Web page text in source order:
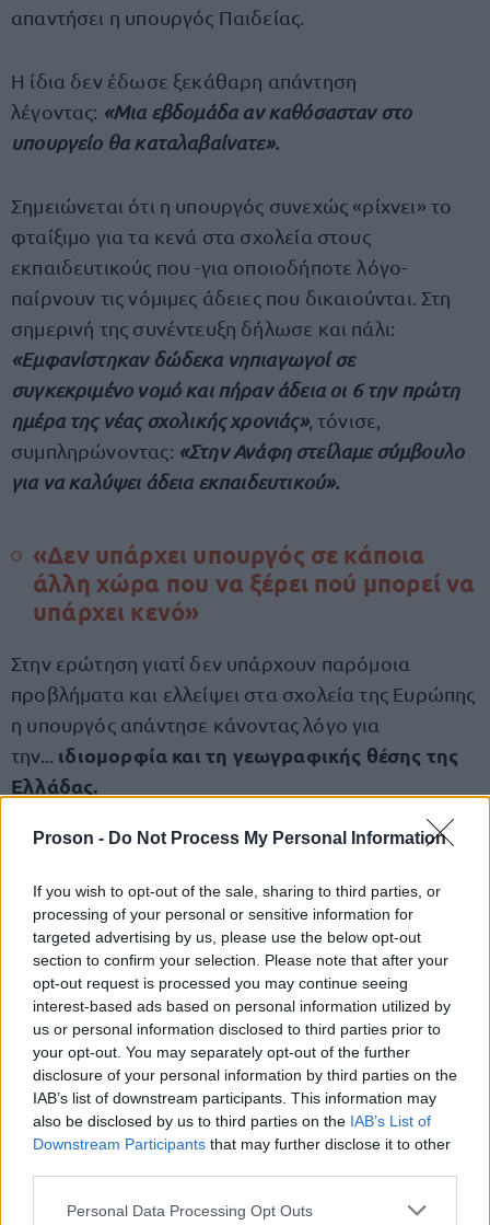
Proson - Do Not Process My Personal Information
If you wish to opt-out of the sale, sharing to third parties, or
processing of your personal or sensitive information for
targeted advertising by us, please use the below opt-out
section to confirm your selection. Please note that after your
opt-out request is processed you may continue seeing
interest-based ads based on personal information utilized by
us or personal information disclosed to third parties prior to
your opt-out. You may separately opt-out of the further
disclosure of your personal information by third parties on the
IAB’s list of downstream participants. This information may
also be disclosed by us to third parties on the IAB’s List of
Downstream Participants that may further disclose it to other
Please note that this website/app uses one or more Google
Personal Data Processing Opt Outs
απαντήσει η υπουργός Παιδείας.
Η ίδια δεν έδωσε ξεκάθαρη απάντηση
λέγοντας: «Μια εβδομάδα αν καθόσασταν στο
υπουργείο θα καταλαβαίνατε».
Σημειώνεται ότι η υπουργός συνεχώς «ρίχνει» το
φταίξιμο για τα κενά στα σχολεία στους
εκπαιδευτικούς που -για οποιοδήποτε λόγο-
παίρνουν τις νόμιμες άδειες που δικαιούνται. Στη
σημερινή της συνέντευξη δήλωσε και πάλι:
«Εμφανίστηκαν δώδεκα νηπιαγωγοί σε
συγκεκριμένο νομό και πήραν άδεια οι 6 την πρώτη
ημέρα της νέας σχολικής χρονιάς», τόνισε,
συμπληρώνοντας: «Στην Ανάφη στείλαμε σύμβουλο
για να καλύψει άδεια εκπαιδευτικού».
«Δεν υπάρχει υπουργός σε κάποια
άλλη χώρα που να ξέρει πού μπορεί να
υπάρχει κενό»
Στην ερώτηση γιατί δεν υπάρχουν παρόμοια
προβλήματα και ελλείψει στα σχολεία της Ευρώπης
η υπουργός απάντησε κάνοντας λόγο για
την... ιδιομορφία και τη γεωγραφικής θέσης της
Ελλάδας.
«Στις άλλες χώρες υπάρχουν αποκεντρωμένα
συστήματα τοπικής εμβέλεια,
πίνακες που τρέχουν με μοριοδότηση του ΑΣΕΠ
και για να κάνουμε τοπική πρόσκληση πρέπει να
μην έχει γίνει πολλαπλά αποδοχή της θέσης», είπε
συγκεκριμένα ηκα. Ζαχαράκη.
Εμείς δεν θέλουμε να φτάνει το πρόβλημα στο
υπουργό, ούτε να λέω ότι το πρόβλημα λύθηκε
κατόπιν ενεργειών μου, αλλά να λύνονται τα
προβλήματα σε επίπεδο αποκεντρωμένο», είπε η
ότι λύθηκε μέσω τηςΔιεύθυνσης Εκπαίδευσης